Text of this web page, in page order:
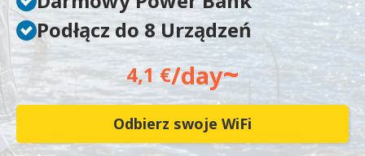
Podłącz do 8 Urządzeń
4,1 €/day~
Odbierz swoje WiFi